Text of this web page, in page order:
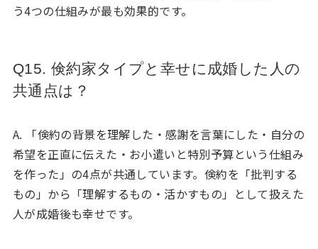
う4つの仕組みが最も効果的です。
Q15. 倹約家タイプと幸せに成婚した人の
共通点は？
A. 「倹約の背景を理解した・感謝を言葉にした・自分の
希望を正直に伝えた・お小遣いと特別予算という仕組み
を作った」の4点が共通しています。倹約を「批判する
もの」から「理解するもの・活かすもの」として扱えた
人が成婚後も幸せです。